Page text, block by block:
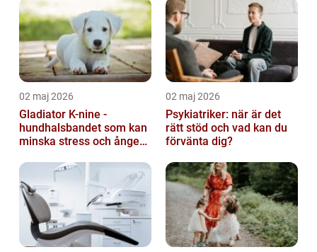
02 maj 2026
Gladiator K-nine -
hundhalsbandet som kan
minska stress och ångest
02 maj 2026
Psykiatriker: när är det
rätt stöd och vad kan du
förvänta dig?